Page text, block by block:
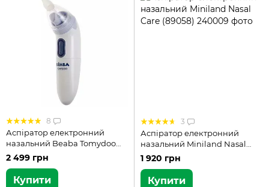
8
Аспіратор електронний
назальний Beaba Tomydoo
920312
2 499 грн
Купити
3
Аспіратор електронний
назальний Miniland Nasal
Care (89058)
1 920 грн
Купити